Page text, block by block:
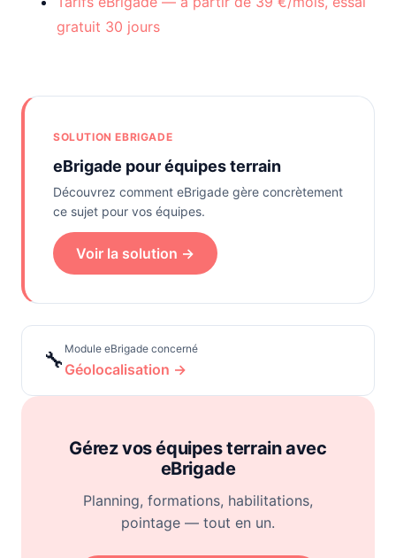
gratuit 30 jours
SOLUTION EBRIGADE
eBrigade pour équipes terrain
Découvrez comment eBrigade gère concrètement
ce sujet pour vos équipes.
Voir la solution →
🔧 Module eBrigade concerné
Géolocalisation →
Gérez vos équipes terrain avec
eBrigade
Planning, formations, habilitations,
pointage — tout en un.